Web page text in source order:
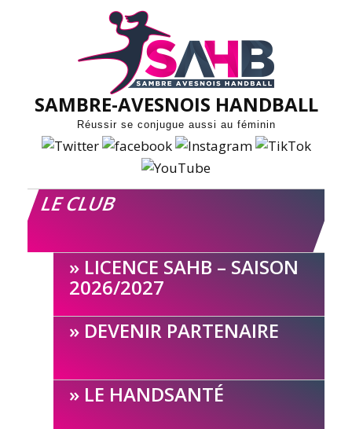
SAMBRE-AVESNOIS HANDBALL
Réussir se conjugue aussi au féminin
LE CLUB
LICENCE SAHB – SAISON
2026/2027
DEVENIR PARTENAIRE
LE HANDSANTÉ